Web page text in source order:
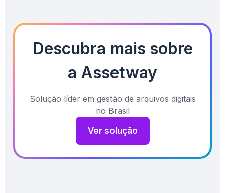
Descubra mais sobre
a Assetway
Solução líder em gestão de arquivos digitais
no Brasil
Ver solução